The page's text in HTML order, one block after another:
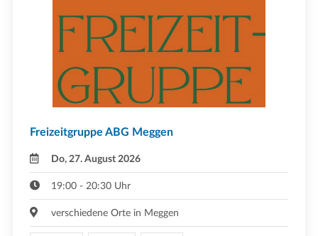
Freizeitgruppe ABG Meggen
Do, 27. August 2026
19:00 - 20:30 Uhr
verschiedene Orte in Meggen